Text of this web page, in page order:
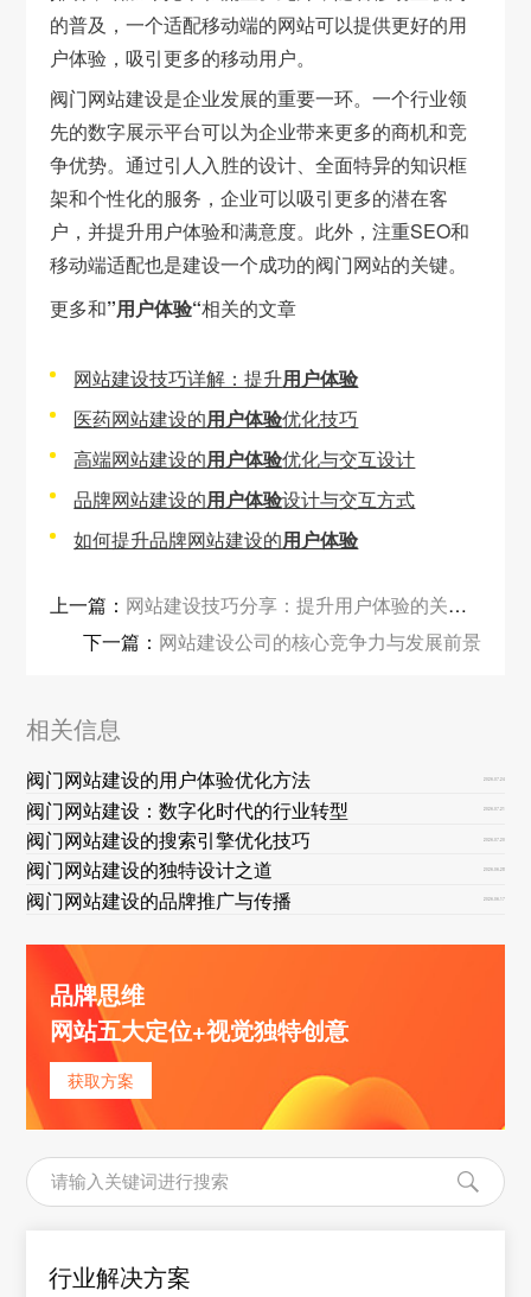
的普及，一个适配移动端的网站可以提供更好的用
户体验，吸引更多的移动用户。
阀门网站建设是企业发展的重要一环。一个行业领
先的数字展示平台可以为企业带来更多的商机和竞
争优势。通过引人入胜的设计、全面特异的知识框
架和个性化的服务，企业可以吸引更多的潜在客
户，并提升用户体验和满意度。此外，注重SEO和
移动端适配也是建设一个成功的阀门网站的关键。
更多和”用户体验“相关的文章
网站建设技巧详解：提升用户体验
医药网站建设的用户体验优化技巧
高端网站建设的用户体验优化与交互设计
品牌网站建设的用户体验设计与交互方式
如何提升品牌网站建设的用户体验
上一篇： 网站建设技巧分享：提升用户体验的关键方法解析
下一篇： 网站建设公司的核心竞争力与发展前景
相关信息
阀门网站建设的用户体验优化方法 2026-07-24
阀门网站建设：数字化时代的行业转型 2026-07-21
阀门网站建设的搜索引擎优化技巧 2026-07-20
阀门网站建设的独特设计之道 2026-06-28
阀门网站建设的品牌推广与传播 2026-06-17
品牌思维
网站五大定位+视觉独特创意
获取方案
行业解决方案